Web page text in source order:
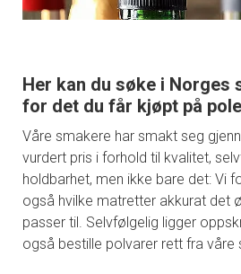
Her kan du søke i Norges
for det du får kjøpt på
Våre smakere har smakt seg
vurdert pris i forhold til kvalitet,
holdbarhet, men ikke bare det: Vi
også hvilke matretter akkurat det
passer til. Selvfølgelig ligger
også bestille polvarer rett fra våre